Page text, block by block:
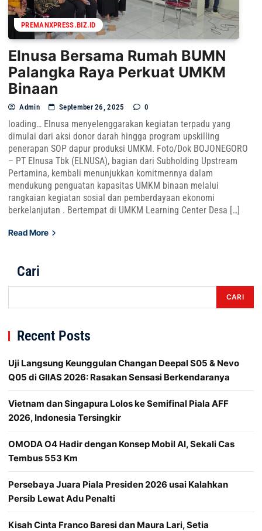
PREMANXPRESS.BIZ.ID
Elnusa Bersama Rumah BUMN
Palangka Raya Perkuat UMKM
Binaan
Admin September 26, 2025 0
loading… Elnusa menyelenggarakan kegiatan terpadu yang
dimulai dari aksi donor darah hingga program upskilling
penerapan SOP dapur produksi UMKM. Foto/Dok BOJONEGORO
– PT Elnusa Tbk (ELNUSA), bagian dari Subholding Upstream
Pertamina, kembali menunjukkan komitmennya dalam
mendukung penguatan kapasitas UMKM binaan melalui
rangkaian kegiatan sosial dan pemberdayaan ekonomi
berkelanjutan . Bertempat di UMKM Learning Center Desa […]
Read More
Cari
CARI
Recent Posts
Uji Langsung Keunggulan Changan Deepal S05 & Nevo
Q05 di GIIAS 2026: Rasakan Sensasi Berkendaranya
Vietnam dan Singapura Lolos ke Semifinal Piala AFF
2026, Indonesia Tersingkir
OMODA O4 Hadir dengan Konsep Mobil AI, Sekali Cas
Tembus 553 Km
Persebaya Juara Piala Presiden 2026 usai Kalahkan
Persib Lewat Adu Penalti
Kisah Cinta Franco Baresi dan Maura Lari, Setia